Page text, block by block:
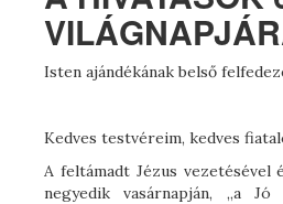
Isten ajándékának belső
Kedves testvéreim, kedves
A feltámadt Jézus vezetésével
negyedik vasárnapján, „a Jó